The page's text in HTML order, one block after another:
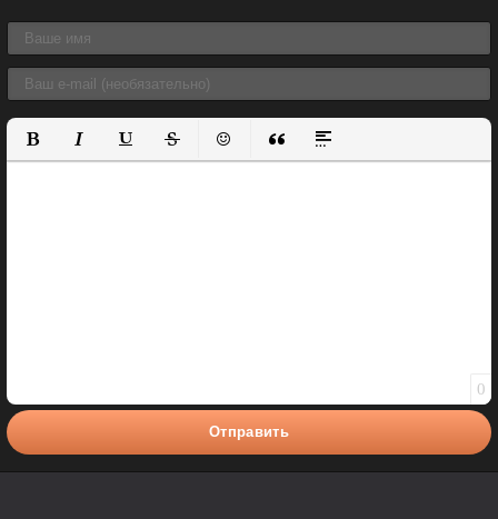
Полужирный
КурсивПодчеркнутый
ЗачеркнутыйВставить смайлик
Вставка цитаты
Вставка спойлера
0
Отправить